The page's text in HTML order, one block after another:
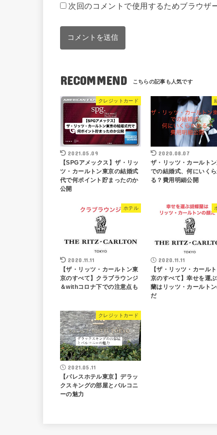
次回のコメントで使用するためブラウザ
RECOMMEND
クレジットカード
2021.05.09
【SPGアメックス】ザ・リッ
ツ・カールトン東京の結婚式
代で何ポイント貯まったのか
公開
2020.08.07
ザ・リッツ・カールト
での結婚式、何にいく
る？費用明細公開
ホテル
2020.11.11
【ザ・リッツ・カールトン東
京のすべて】クラブラウンジ
＆withコロナ下での注意点も
2020.11.11
【ザ・リッツ・カール
京のすべて】幸せを運
蘭はリッツ・カールト
だ
クレジットカード
2021.05.11
【パレスホテル東京】デラッ
クスキングの部屋とバルコニ
ーの魅力